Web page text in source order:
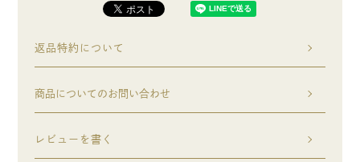
返品特約について
商品についてのお問い合わせ
レビューを書く